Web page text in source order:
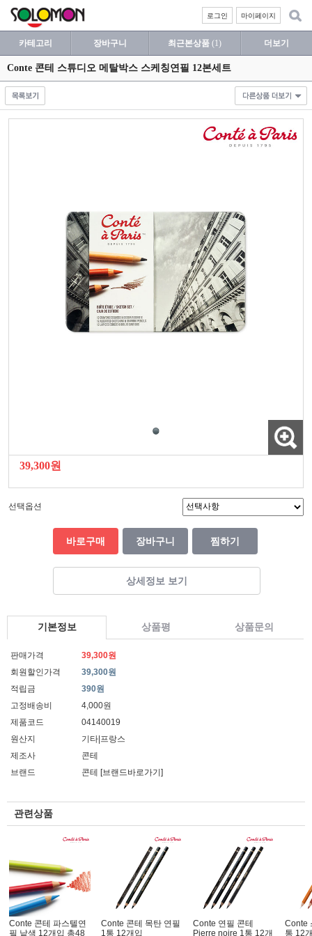
마이페이지
로그인
카테고리 장바구니 최근본상품 (1) 더보기
Conte 콘테 스튜디오 메탈박스 스케칭연필 12본세트
39,300원
선택옵션
바로구매 장바구니 찜하기
상세정보 보기
기본정보 상품평 상품문의
판매가격
39,300원
회원할인가격
39,300원
적립금
390원
고정배송비
4,000원
제품코드
04140019
원산지
기타|프랑스
제조사
콘테
브랜드
콘테 [브랜드바로가기]
관련상품
Conte 콘테 파스텔연
필 낱색 12개입 총48
Conte 콘테 목탄 연필
1통 12개입
Conte 연필 콘테
Pierre noire 1통 12개
Conte
통 12